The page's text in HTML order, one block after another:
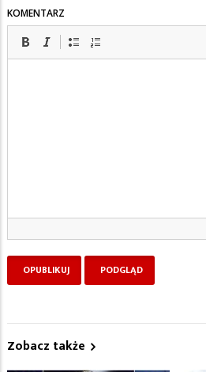
KOMENTARZ
Zobacz także